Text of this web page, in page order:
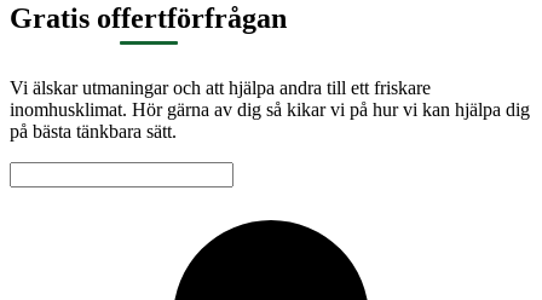
Gratis offertförfrågan
Vi älskar utmaningar och att hjälpa andra till ett friskare
inomhusklimat. Hör gärna av dig så kikar vi på hur vi kan hjälpa dig
på bästa tänkbara sätt.